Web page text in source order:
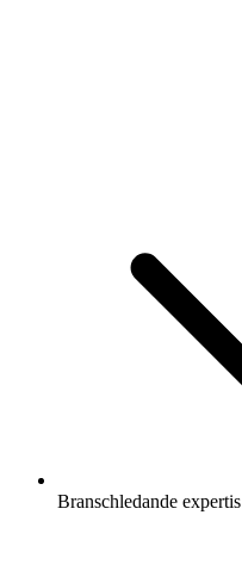
Branschledande expertis